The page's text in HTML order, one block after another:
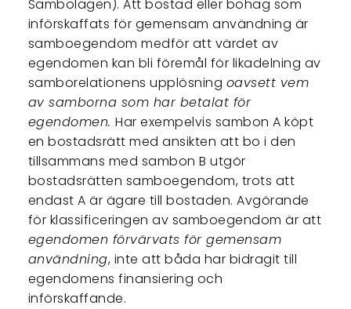
Sambolagen). Att bostad eller bohag som
införskaffats för gemensam användning är
samboegendom medför att värdet av
egendomen kan bli föremål för likadelning av
samborelationens upplösning oavsett vem
av samborna som har betalat för
egendomen.Har exempelvis sambon A köpt
en bostadsrätt med ansikten att bo i den
tillsammans med sambon B utgör
bostadsrätten samboegendom, trots att
endast A är ägare till bostaden. Avgörande
för klassificeringen av samboegendom är att
egendomen förvärvats för gemensam
användning, inte att båda har bidragit till
egendomens finansiering och
införskaffande.